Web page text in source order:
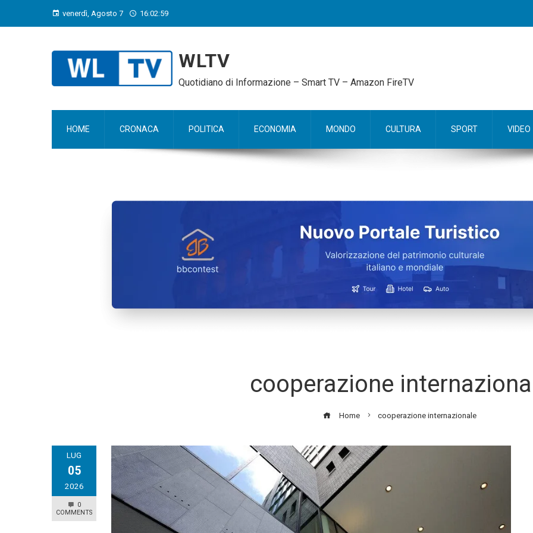
venerdì, Agosto 7 16:02:59
WLTV
Quotidiano di Informazione – Smart TV – Amazon FireTV
HOME CRONACA POLITICA ECONOMIA MONDO CULTURA SPORT VIDEO
cooperazione
Home cooperazione internazionale
LUG
05
2026
0
COMMENTS